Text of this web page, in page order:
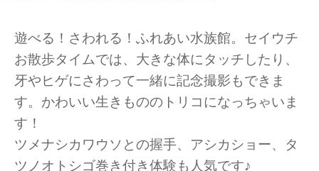
遊べる！さわれる！ふれあい水族館。セイウチ
お散歩タイムでは、大きな体にタッチしたり、
牙やヒゲにさわって一緒に記念撮影もできま
す。かわいい生きもののトリコになっちゃいま
す！
ツメナシカワウソとの握手、アシカショー、タ
ツノオトシゴ巻き付き体験も人気です♪